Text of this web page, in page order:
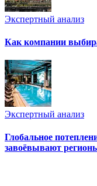
Экспертный анализ
Как компании
Экспертный анализ
Глобальное
завоёвывают